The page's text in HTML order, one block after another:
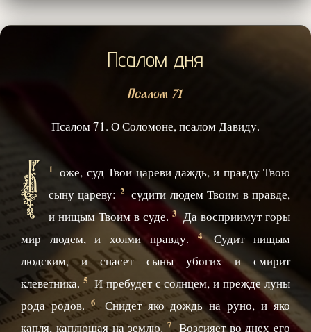
Псалом дня
Псалом 71
Псалом 71. О Соломоне, псалом Давиду.
1
Б
оже, суд Твои цареви даждь, и правду Твою
сыну цареву: 2 судити людем Твоим в правде,
и нищым Твоим в суде. 3 Да восприимут горы
мир людем, и холми правду.4 Судит нищым
людским, и спасет сыны убогих и смирит
клеветника. 5 И пребудет с солнцем, и прежде луны
рода родов.6 Снидет яко дождь на руно, и яко
капля, каплющая на землю. 7 Возсияет во днех eго